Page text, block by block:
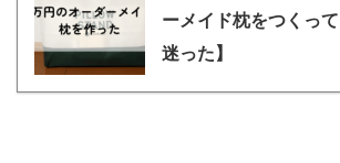
ーメイド枕をつくっ
迷った】